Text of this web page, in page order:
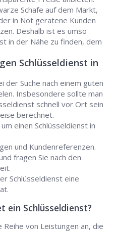
Schafe auf dem Markt,
in Not geratene Kunden
Deshalb ist es umso
in der Nähe zu finden, dem
Schlüsseldienst in
der Suche nach einem guten
Insbesondere sollte man
schnell vor Ort sein
berechnet.
einen Schlüsseldienst in
und Kundenreferenzen.
fragen Sie nach den
Schlüsseldienst eine
ein Schlüsseldienst?
von Leistungen an, die